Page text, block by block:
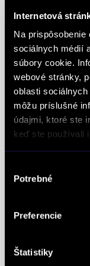
Internetová
Na
sociálnych médií
súbory cookie.
webové stránky,
oblasti
môžu príslušné
údajmi, ktoré ste
keď ste používali
súhlasu
Potrebné
Preferencie
Štatistiky
kvality a
analytickej
Spoločnosť
Superbrands
2021,
globálnou
pozície
najlepšie z
krajinách na
Európe